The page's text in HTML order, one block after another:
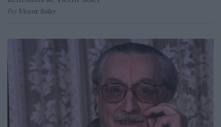
Per Vicent Soler